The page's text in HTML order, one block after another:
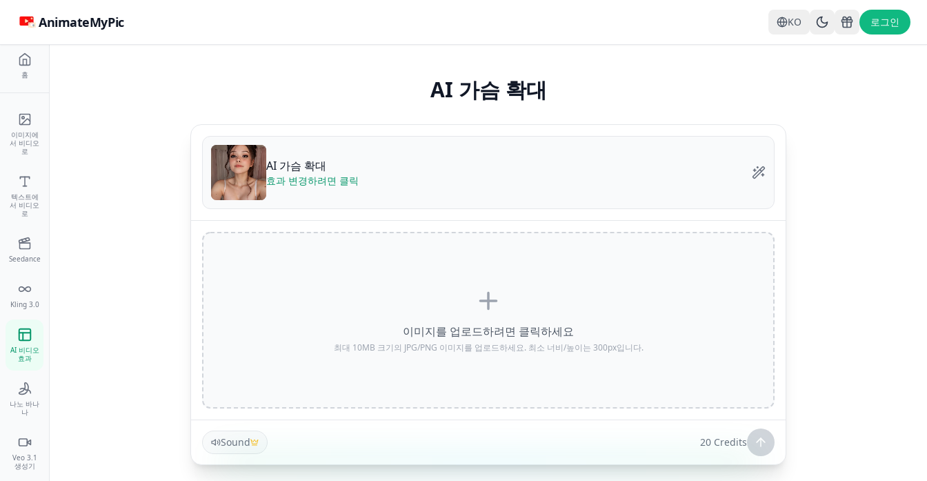
AnimateMyPic KO 로그인
홈
이미지에
서 비디오
로
텍스트에
서 비디오
로
Seedance
Kling 3.0
AI 비디오
효과
나노 바나
나
Veo 3.1
생성기
AI 가슴 확대
AI 가슴 확대
효과 변경하려면 클릭
이미지를 업로드하려면 클릭하세요
최대 10MB 크기의 JPG/PNG 이미지를 업로드하세요. 최소 너비/높이는 300px입니다.
Sound 20 Credits